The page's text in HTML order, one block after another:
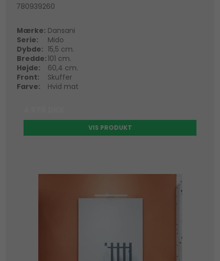
780939260
Mærke: Dansani
Serie:
Mido
Dybde: 15,5 cm.
Bredde:101 cm.
Højde:
60,4 cm.
Front:
Skuffer
Farve:
Hvid mat
VIS PRODUKT